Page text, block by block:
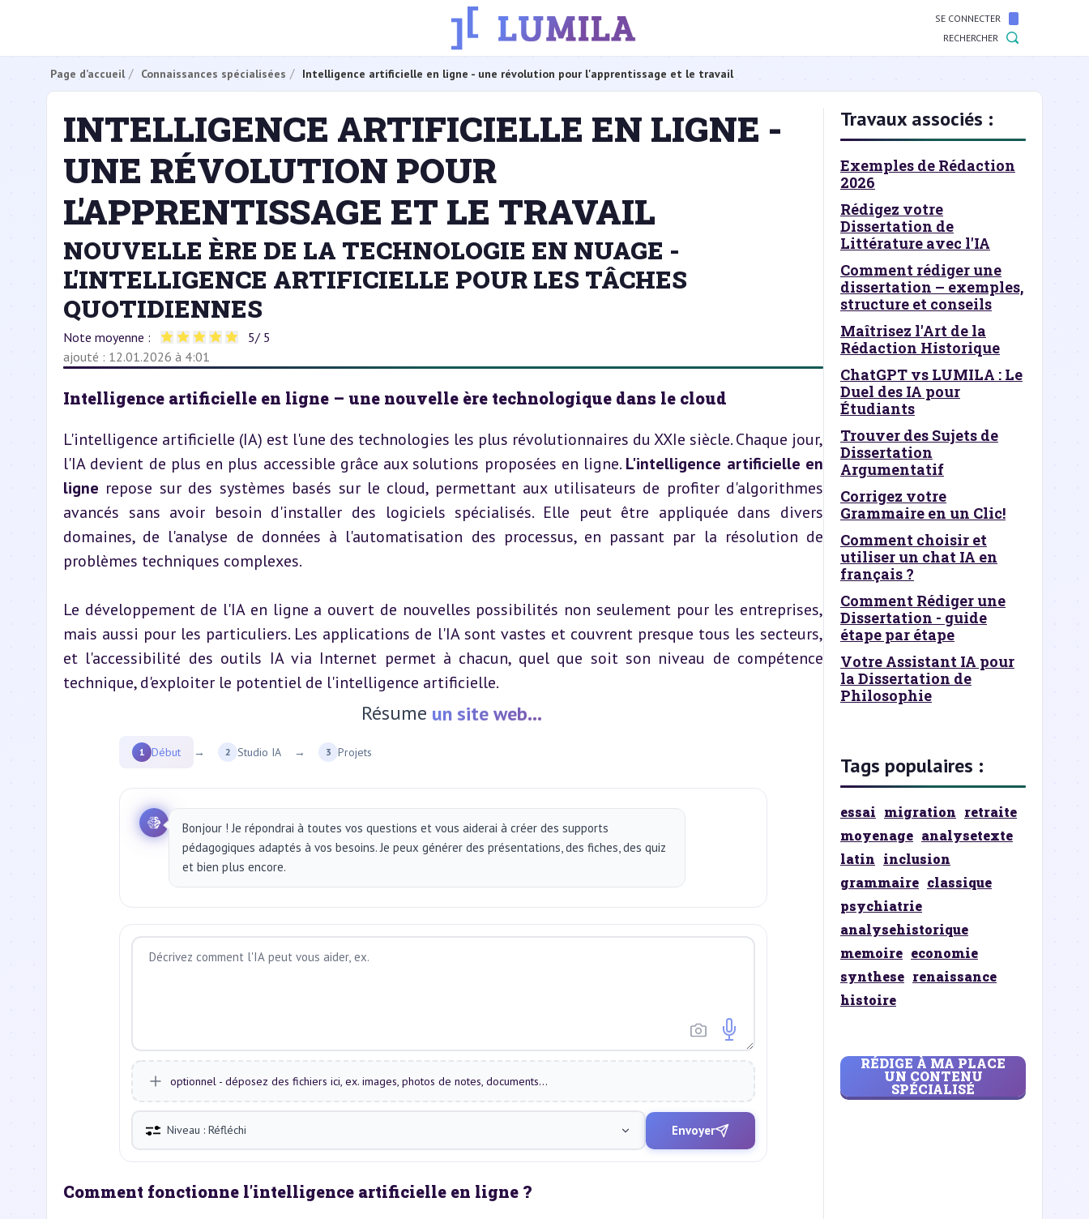
SE CONNECTER
RECHERCHER
Page d’accueil Connaissances spécialisées Intelligence artificielle en ligne - une révolution pour l'apprentissage et le travail
INTELLIGENCE ARTIFICIELLE EN LIGNE -
UNE RÉVOLUTION POUR
L'APPRENTISSAGE ET LE TRAVAIL
NOUVELLE ÈRE DE LA TECHNOLOGIE EN NUAGE -
L'INTELLIGENCE ARTIFICIELLE POUR LES TÂCHES
QUOTIDIENNES
Note moyenne : 5/ 5
ajouté : 12.01.2026 à 4:01
Intelligence artificielle en ligne – une nouvelle ère technologique dans le cloud
L'intelligence artificielle (IA) est l'une des technologies les plus révolutionnaires du XXIe siècle. Chaque jour,
l'IA devient de plus en plus accessible grâce aux solutions proposées en ligne. L'intelligence artificielle en
ligne repose sur des systèmes basés sur le cloud, permettant aux utilisateurs de profiter d'algorithmes
avancés sans avoir besoin d'installer des logiciels spécialisés. Elle peut être appliquée dans divers
domaines, de l'analyse de données à l'automatisation des processus, en passant par la résolution de
problèmes techniques complexes.
Le développement de l'IA en ligne a ouvert de nouvelles possibilités non seulement pour les entreprises,
mais aussi pour les particuliers. Les applications de l'IA sont vastes et couvrent presque tous les secteurs,
et l'accessibilité des outils IA via Internet permet à chacun, quel que soit son niveau de compétence
technique, d'exploiter le potentiel de l'intelligence artificielle.
Résume un site web...
1 Début → 2 Studio IA → 3 Projets
Bonjour ! Je répondrai à toutes vos questions et vous aiderai à créer des supports
pédagogiques adaptés à vos besoins. Je peux générer des présentations, des fiches, des quiz
et bien plus encore.
optionnel - déposez des fichiers ici, ex. images, photos de notes, documents...
Niveau : Réfléchi Envoyer
Comment fonctionne l'intelligence artificielle en ligne ?
Travaux associés :
Exemples de Rédaction
2026
Rédigez votre
Dissertation de
Littérature avec l'IA
Comment rédiger une
dissertation – exemples,
structure et conseils
Maîtrisez l'Art de la
Rédaction Historique
ChatGPT vs LUMILA : Le
Duel des IA pour
Étudiants
Trouver des Sujets de
Dissertation
Argumentatif
Corrigez votre
Grammaire en un Clic!
Comment choisir et
utiliser un chat IA en
français ?
Comment Rédiger une
Dissertation - guide
étape par étape
Votre Assistant IA pour
la Dissertation de
Philosophie
Tags populaires :
essai migration retraite
moyenage analysetexte
latin inclusion
grammaire classique
psychiatrie
analysehistorique
memoire economie
synthese renaissance
histoire
RÉDIGE À MA PLACE
UN CONTENU
SPÉCIALISÉ